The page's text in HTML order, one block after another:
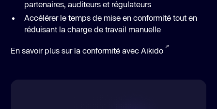
partenaires, auditeurs et régulateurs
Accélérer le temps de mise en conformité tout en
réduisant la charge de travail manuelle
En savoir plus sur la conformité avec Aikido